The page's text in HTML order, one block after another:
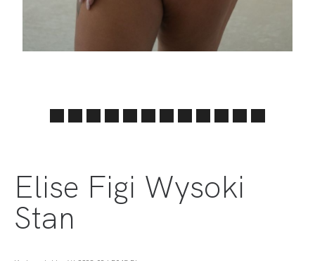
Elise Figi Wysoki
Stan